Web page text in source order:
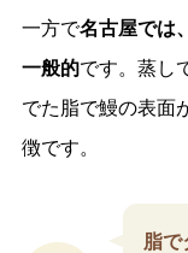
一方で名古屋では
一般的です。蒸し
でた脂で鰻の表面
徴です。
脂で